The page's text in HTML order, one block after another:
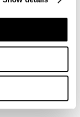
& Chains 2018.
Investimenti, scenari
del turismo, in